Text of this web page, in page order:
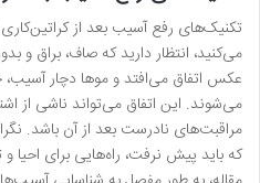
تکنیک‌های رفع آسیب بعد از کراتین‌کاری
می‌کنید، انتظار دارید که صاف، براق و
عکس اتفاق می‌افتد و موها دچار
می‌شوند. این اتفاق می‌تواند ناشی از
مراقبت‌های نادرست بعد از آن باشد.
که باید پیش نرفت، راه‌هایی برای احیا